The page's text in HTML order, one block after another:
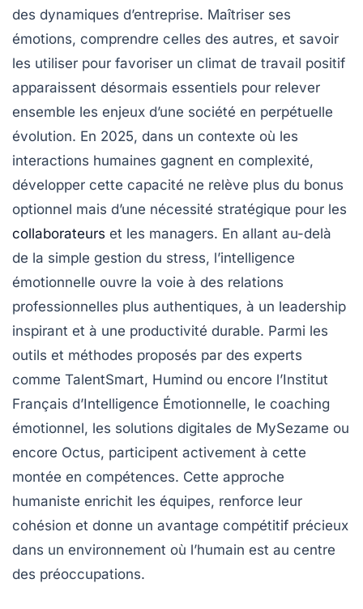
des dynamiques d’entreprise. Maîtriser ses
émotions, comprendre celles des autres, et savoir
les utiliser pour favoriser un climat de travail positif
apparaissent désormais essentiels pour relever
ensemble les enjeux d’une société en perpétuelle
évolution. En 2025, dans un contexte où les
interactions humaines gagnent en complexité,
développer cette capacité ne relève plus du bonus
optionnel mais d’une nécessité stratégique pour les
collaborateurs et les managers. En allant au-delà
de la simple gestion du stress, l’intelligence
émotionnelle ouvre la voie à des relations
professionnelles plus authentiques, à un leadership
inspirant et à une productivité durable. Parmi les
outils et méthodes proposés par des experts
comme TalentSmart, Humind ou encore l’Institut
Français d’Intelligence Émotionnelle, le coaching
émotionnel, les solutions digitales de MySezame ou
encore Octus, participent activement à cette
montée en compétences. Cette approche
humaniste enrichit les équipes, renforce leur
cohésion et donne un avantage compétitif précieux
dans un environnement où l’humain est au centre
des préoccupations.